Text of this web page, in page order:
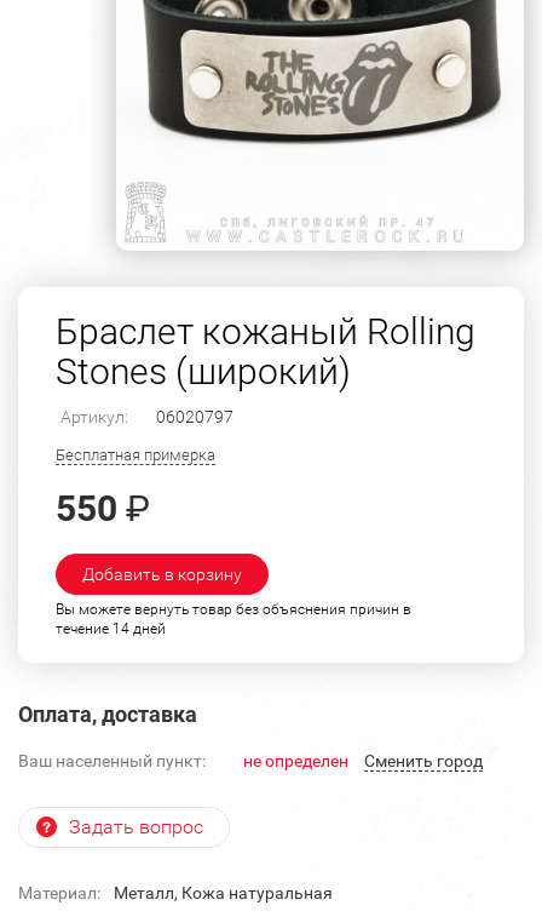
Браслет кожаный Rolling
Stones (широкий)
Артикул: 06020797
Бесплатная примерка
550 ₽
Добавить в корзину
Вы можете вернуть товар без объяснения причин в
течение 14 дней
Оплата, доставка
Ваш населенный пункт: не определен Cменить город
Задать вопрос
Материал:
Металл, Кожа натуральная